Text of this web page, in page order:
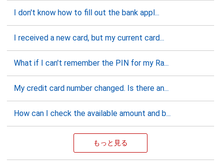
I don't know how to fill out the bank appl...
I received a new card, but my current card...
What if I can't remember the PIN for my Ra...
My credit card number changed. Is there an...
How can I check the available amount and b...
もっと見る